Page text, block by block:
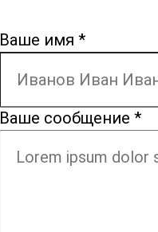
Ваше имя *
Ваше сообщение *